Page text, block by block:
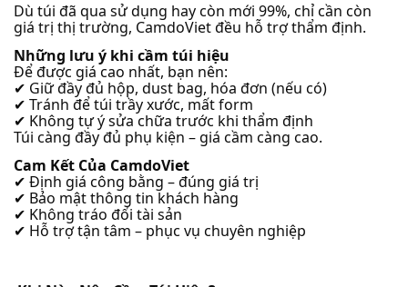
Dù túi đã qua sử dụng hay còn mới 99%, chỉ cần còn
giá trị thị trường, CamdoViet đều hỗ trợ thẩm định.
Những lưu ý khi cầm túi hiệu
Để được giá cao nhất, bạn nên:
✔ Giữ đầy đủ hộp, dust bag, hóa đơn (nếu có)
✔ Tránh để túi trầy xước, mất form
✔ Không tự ý sửa chữa trước khi thẩm định
Túi càng đầy đủ phụ kiện – giá cầm càng cao.
Cam Kết Của CamdoViet
✔ Định giá công bằng – đúng giá trị
✔ Bảo mật thông tin khách hàng
✔ Không tráo đổi tài sản
✔ Hỗ trợ tận tâm – phục vụ chuyên nghiệp